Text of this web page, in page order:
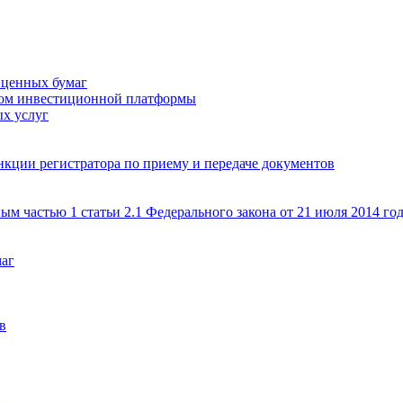
бумаг
инвестиционной платформы
услуг
регистратора по приему и передаче документов
частью 1 статьи 2.1 Федерального закона от 21 июля 2014